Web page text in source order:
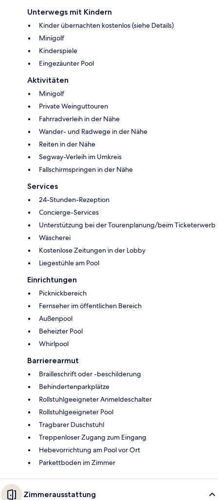
Unterwegs mit Kindern
Kinder übernachten kostenlos (siehe Details)
Minigolf
Kinderspiele
Eingezäunter Pool
Aktivitäten
Minigolf
Private Weinguttouren
Fahrradverleih in der Nähe
Wander- und Radwege in der Nähe
Reiten in der Nähe
Segway-Verleih im Umkreis
Fallschirmspringen in der Nähe
Services
24-Stunden-Rezeption
Concierge-Services
Unterstützung bei der Tourenplanung/beim Ticketerwerb
Wäscherei
Kostenlose Zeitungen in der Lobby
Liegestühle am Pool
Einrichtungen
Picknickbereich
Fernseher im öffentlichen Bereich
Außenpool
Beheizter Pool
Whirlpool
Barrierearmut
Brailleschrift oder -beschilderung
Behindertenparkplätze
Rollstuhlgeeigneter Anmeldeschalter
Rollstuhlgeeigneter Pool
Tragbarer Duschstuhl
Treppenloser Zugang zum Eingang
Hebevorrichtung am Pool vor Ort
Parkettboden im Zimmer
Zimmerausstattung